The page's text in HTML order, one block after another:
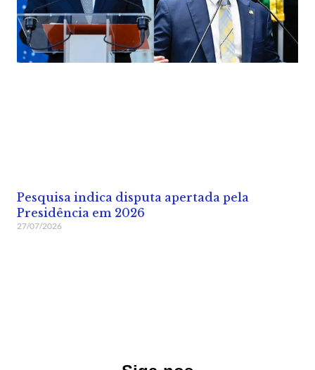
Pesquisa indica disputa apertada pela
Presidência em 2026
27/07/2026